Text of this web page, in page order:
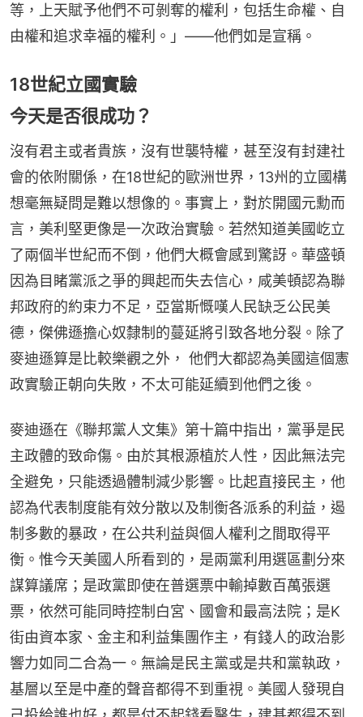
等，上天賦予他們不可剝奪的權利，包括生命權、自
由權和追求幸福的權利。」——他們如是宣稱。
18世紀立國實驗
今天是否很成功？
沒有君主或者貴族，沒有世襲特權，甚至沒有封建社
會的依附關係，在18世紀的歐洲世界，13州的立國構
想毫無疑問是難以想像的。事實上，對於開國元勳而
言，美利堅更像是一次政治實驗。若然知道美國屹立
了兩個半世紀而不倒，他們大概會感到驚訝。華盛頓
因為目睹黨派之爭的興起而失去信心，咸美頓認為聯
邦政府的約束力不足，亞當斯慨嘆人民缺乏公民美
德，傑佛遜擔心奴隸制的蔓延將引致各地分裂。除了
麥迪遜算是比較樂觀之外， 他們大都認為美國這個憲
政實驗正朝向失敗，不太可能延續到他們之後。
麥迪遜在《聯邦黨人文集》第十篇中指出，黨爭是民
主政體的致命傷。由於其根源植於人性，因此無法完
全避免，只能透過體制減少影響。比起直接民主，他
認為代表制度能有效分散以及制衡各派系的利益，遏
制多數的暴政，在公共利益與個人權利之間取得平
衡。惟今天美國人所看到的，是兩黨利用選區劃分來
謀算議席；是政黨即使在普選票中輸掉數百萬張選
票，依然可能同時控制白宮、國會和最高法院；是K
街由資本家、金主和利益集團作主，有錢人的政治影
響力如同二合為一。無論是民主黨或是共和黨執政，
基層以至是中產的聲音都得不到重視。美國人發現自